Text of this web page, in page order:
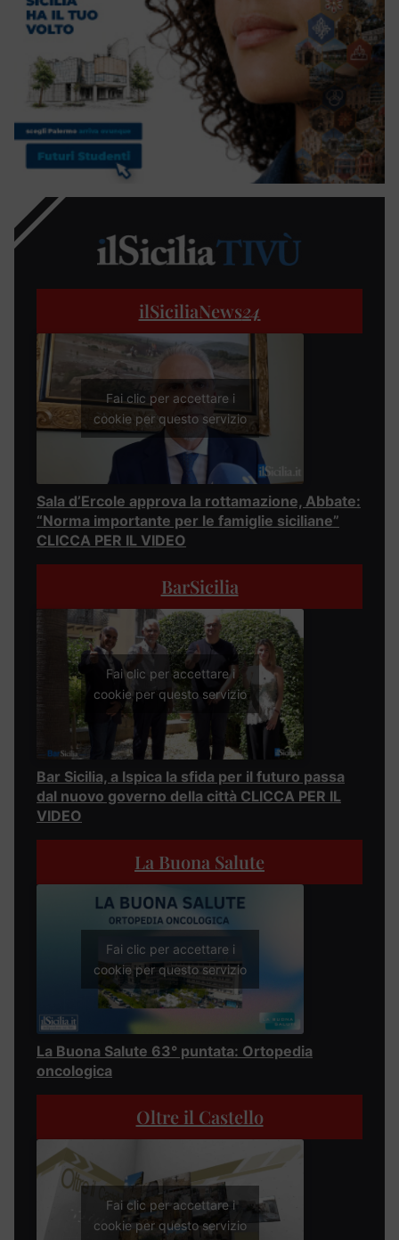
ilSiciliaNews24
Fai clic per accettare i
cookie per questo servizio
Sala d’Ercole approva la rottamazione, Abbate:
“Norma importante per le famiglie siciliane”
CLICCA PER IL VIDEO
BarSicilia
Fai clic per accettare i
cookie per questo servizio
Bar Sicilia, a Ispica la sfida per il futuro passa
dal nuovo governo della città CLICCA PER IL
VIDEO
La Buona Salute
Fai clic per accettare i
cookie per questo servizio
La Buona Salute 63° puntata: Ortopedia
oncologica
Oltre il Castello
Fai clic per accettare i
cookie per questo servizio